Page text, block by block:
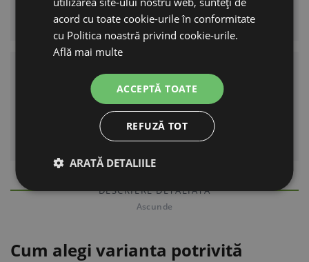
Alegerea ușoară a mărimii
Alegeți dimensiunea în funcție de nevoile
câinelui și de locul unde doriți să așezați
DESCRIERE DETALIATĂ
Ascunde
Cum alegi varianta potrivită
acord cu toate cookie-urile în conformitate
cu Politica noastră privind cookie-urile.
Află mai multe
ACCEPTĂ TOATE
REFUZĂ TOT
ARATĂ DETALIILE